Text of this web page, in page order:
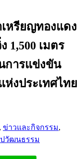
หรียญทองแดง
1,500 เมตร
การแข่งขัน
งประเทศไทย
, ข่าวและกิจกรรม,
ปวัฒนธรรม